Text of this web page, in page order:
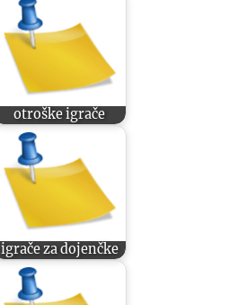
otroške igrače
igrače za dojenčke